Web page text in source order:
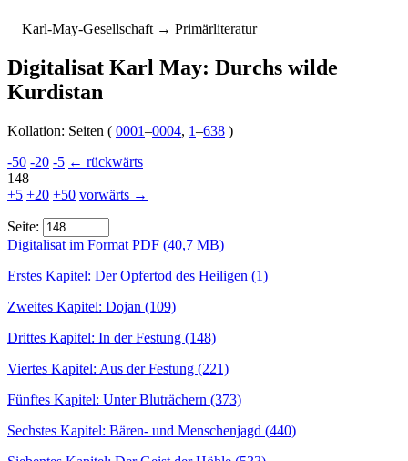
Karl-May-Gesellschaft → Primärliteratur
Digitalisat Karl May: Durchs wilde
Kurdistan
Kollation: Seiten ( 0001–0004, 1–638 )
-50 -20 -5 ← rückwärts
148
+5 +20 +50 vorwärts →
Seite:
Digitalisat im Format PDF (40,7 MB)
Erstes Kapitel: Der Opfertod des Heiligen (1)
Zweites Kapitel: Dojan (109)
Drittes Kapitel: In der Festung (148)
Viertes Kapitel: Aus der Festung (221)
Fünftes Kapitel: Unter Bluträchern (373)
Sechstes Kapitel: Bären- und Menschenjagd (440)